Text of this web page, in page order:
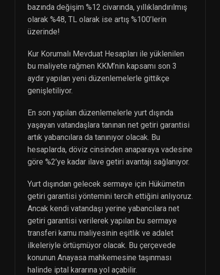
bazında değişim %12 civarında, yıllıklandırılmış
olarak %48, TL olarak ise artış %100’lerin
üzerinde!
Kur Korumalı Mevduat Hesapları ile yüklenilen
bu maliyete rağmen KKM’nin kapsamı son 3
aydır yapılan yeni düzenlemelerle gittikçe
genişletiliyor.
En son yapılan düzenlemelerle yurt dışında
yaşayan vatandaşlara tanınan net getiri garantisi
artık yabancılara da tanınıyor olacak. Bu
hesaplarda, döviz cinsinden anaparaya vadesine
göre %2’ye kadar ilave getiri avantajı sağlanıyor.
Yurt dışından gelecek sermaye için Hükümetin
getiri garantisi yöntemini tercih ettiğini anlıyoruz.
Ancak kendi vatandaşı yerine yabancılara net
getiri garantisi verilerek yapılan bu sermaye
transferi kamu maliyesinin eşitlik ve adalet
ilkeleriyle örtüşmüyor olacak. Bu çerçevede
konunun Anayasa mahkemesine taşınması
halinde iptal kararına yol açabilir.